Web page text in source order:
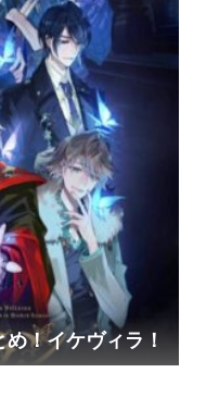
！イケヴィラ！